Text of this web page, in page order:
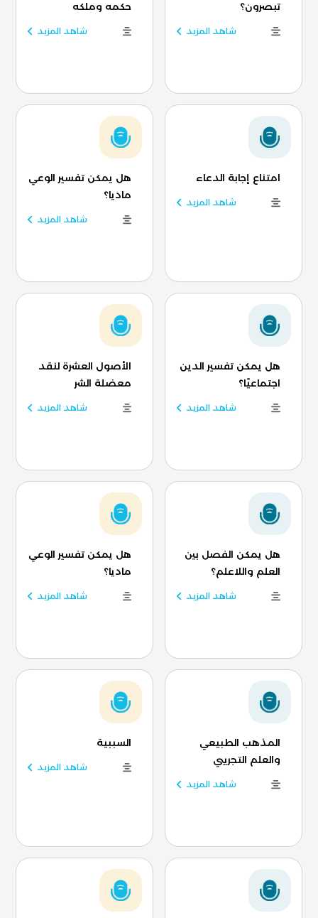
تبصرون؟
شاهد المزيد
حكمه وملكه
شاهد المزيد
امتناع إجابة الدعاء
شاهد المزيد
هل يمكن تفسير الوعي
ماديا؟
شاهد المزيد
هل يمكن تفسير الدين
اجتماعيًا؟
شاهد المزيد
الأصول العشرة لنقد
معضلة الشر
شاهد المزيد
هل يمكن الفصل بين
العلم واللاعلم؟
شاهد المزيد
هل يمكن تفسير الوعي
ماديا؟
شاهد المزيد
المذهب الطبيعي
والعلم التجريبي
شاهد المزيد
السببية
شاهد المزيد